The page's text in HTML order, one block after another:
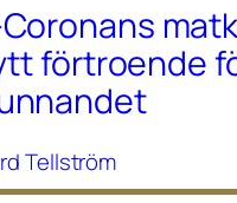
förtroende
Tellström